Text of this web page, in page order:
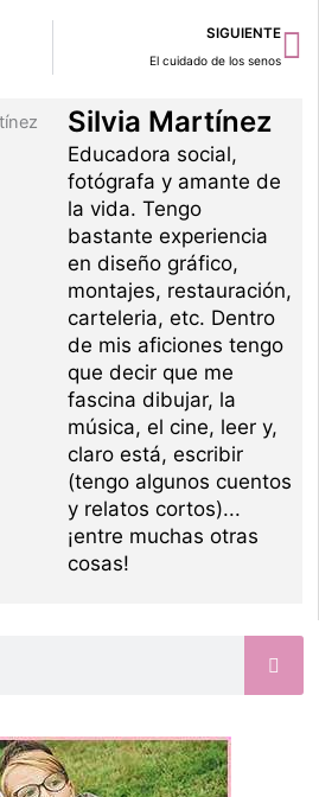
SIGUIENTE
El cuidado de los senos
Silvia Martínez
Educadora social,
fotógrafa y amante de
la vida. Tengo
bastante experiencia
en diseño gráfico,
montajes, restauración,
carteleria, etc. Dentro
de mis aficiones tengo
que decir que me
fascina dibujar, la
música, el cine, leer y,
claro está, escribir
(tengo algunos cuentos
y relatos cortos)...
¡entre muchas otras
cosas!